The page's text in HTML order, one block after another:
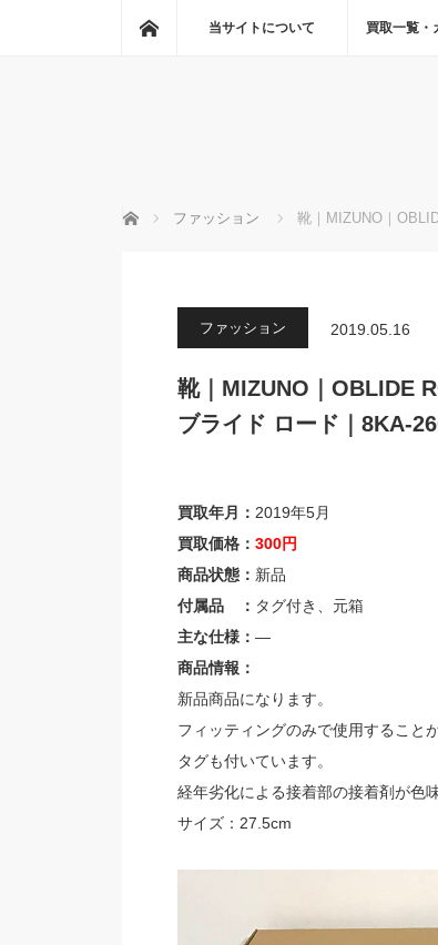
ホーム当サイトについて 買取一覧・
ホーム ファッション 靴｜MIZUNO｜
ファッション 2019.05.16
靴｜MIZUNO｜OBLIDE
ブライド ロード｜8KA-
買取年月： 2019年5月
買取価格： 300円
商品状態： 新品
付属品 ： タグ付き、元箱
主な仕様： —
商品情報：
新品商品になります。
フィッティングのみで使用すること
タグも付いています。
経年劣化による接着部の接着剤が色
サイズ：27.5cm